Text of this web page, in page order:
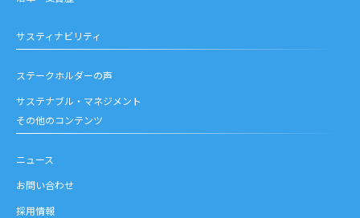
サスティナビリティ
ステークホルダーの声
サステナブル・マネジメント
その他のコンテンツ
ニュース
お問い合わせ
採用情報